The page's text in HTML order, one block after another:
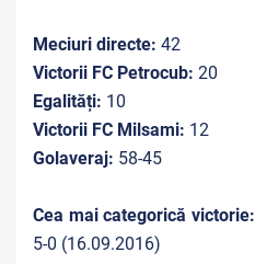
Meciuri directe: 42
Victorii FC Petrocub: 20
Egalități: 10
Victorii FC Milsami: 12
Golaveraj: 58-45
Cea mai categorică victorie:
5-0 (16.09.2016)